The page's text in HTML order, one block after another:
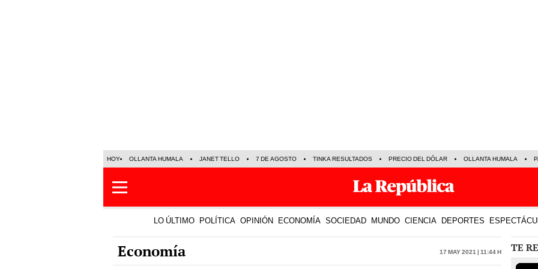
HOY OLLANTA HUMALA JANET TELLO 7 DE AGOSTO TINKA RESULTADOS PRECIO DEL DÓLAR OLLANTA HUMALA
LO ÚLTIMO POLÍTICA OPINIÓN ECONOMÍA SOCIEDAD MUNDO CIENCIA DEPORTES
Economía 17 May 2021 | 11:44 h TE